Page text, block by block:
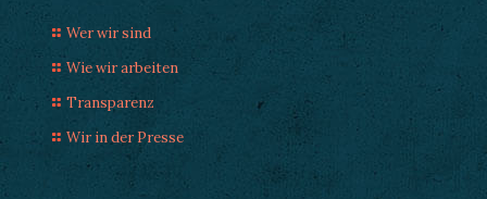
Wer wir sind
Wie wir arbeiten
Transparenz
Wir in der Presse